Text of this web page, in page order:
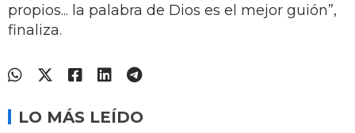
propios... la palabra de Dios es el mejor guión”,
finaliza.
LO MÁS LEÍDO